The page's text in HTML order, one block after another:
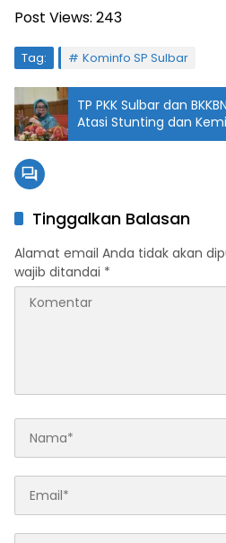
Post Views: 243
Tag: Kominfo SP Sulbar
TP PKK Sulbar dan
Atasi Stunting dan
Tinggalkan Balasan
Alamat email Anda tidak akan
wajib ditandai *